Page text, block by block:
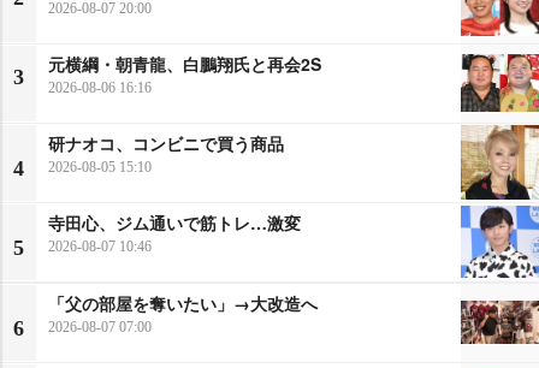
2026-08-07 20:00
3
元横綱・朝青龍、白鵬翔氏と再会2S
2026-08-06 16:16
4
研ナオコ、コンビニで買う商品
2026-08-05 15:10
5
寺田心、ジム通いで筋トレ…激変
2026-08-07 10:46
6
「父の部屋を奪いたい」→大改造へ
2026-08-07 07:00